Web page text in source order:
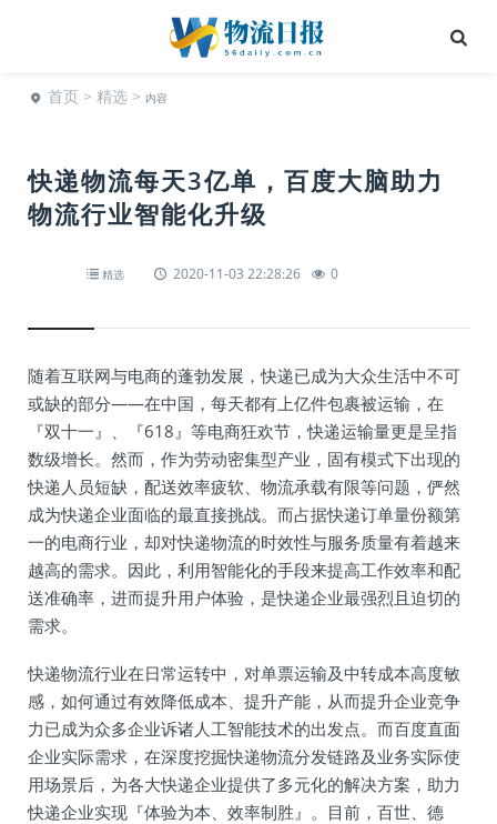
首页 > 精选 > 内容
快递物流每天3亿单，百度大脑助力
物流行业智能化升级
精选 2020-11-03 22:28:26 0
随着互联网与电商的蓬勃发展，快递已成为大众生活中不可
或缺的部分——在中国，每天都有上亿件包裹被运输，在
『双十一』、『618』等电商狂欢节，快递运输量更是呈指
数级增长。然而，作为劳动密集型产业，固有模式下出现的
快递人员短缺，配送效率疲软、物流承载有限等问题，俨然
成为快递企业面临的最直接挑战。而占据快递订单量份额第
一的电商行业，却对快递物流的时效性与服务质量有着越来
越高的需求。因此，利用智能化的手段来提高工作效率和配
送准确率，进而提升用户体验，是快递企业最强烈且迫切的
需求。
快递物流行业在日常运转中，对单票运输及中转成本高度敏
感，如何通过有效降低成本、提升产能，从而提升企业竞争
力已成为众多企业诉诸人工智能技术的出发点。而百度直面
企业实际需求，在深度挖掘快递物流分发链路及业务实际使
用场景后，为各大快递企业提供了多元化的解决方案，助力
快递企业实现『体验为本、效率制胜』。目前，百世、德